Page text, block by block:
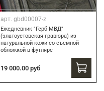
арт. gbd00007-z
Ежедневник "Герб МВД"
(златоустовская гравюра) из
натуральной кожи со съемной
обложкой в футляре
19 000.00 руб